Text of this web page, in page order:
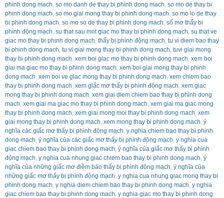
phinh dong mach, so mo danh de thay bi phinh dong mach, so mo de thay bi
phinh dong mach, so mo giai mong thay bi phinh dong mach, so mo lo de thay
bi phinh dong mach, so mo so de thay bi phinh dong mach, sổ mơ thấy bị
phình động mạch, su that sau mot giac mo thay bi phinh dong mach, su that ve
giac mo thay bi phinh dong mach, thấy bị phình động mạch, tu vi diem bao thay
bi phinh dong mach, tu vi giai mong thay bi phinh dong mach, tuvi giai mong
thay bi phinh dong mach, xem boi giac mo thay bi phinh dong mach, xem boi
giai ma giac mo thay bi phinh dong mach, xem boi giai mong thay bi phinh
dong mach, xem boi ve giac mong thay bi phinh dong mach, xem chiem bao
thay bi phinh dong mach, xem giấc mơ thấy bị phình động mạch, xem giac
mong thay bi phinh dong mach, xem giai diem chiem bao thay bi phinh dong
mach, xem giai ma giac mo thay bi phinh dong mach, xem giai ma giac mong
thay bi phinh dong mach, xem giai mong moi thay bi phinh dong mach, xem
giai mong thay bi phinh dong mach, xem mong thay bi phinh dong mach, ý
nghĩa các giấc mơ thấy bị phình động mạch, y nghia chiem bao thay bi phinh
dong mach, ý nghĩa của các giấc mơ thấy bị phình động mạch, y nghia cua
giac chiem bao thay bi phinh dong mach, ý nghĩa của giấc mơ thấy bị phình
động mạch, y nghia cua nhung giac chiem bao thay bi phinh dong mach, ý
nghĩa của những giấc mơ điềm báo thấy bị phình động mạch, ý nghĩa của
những giấc mơ thấy bị phình động mạch, y nghia cua nhung giac mong thay bi
phinh dong mach, y nghia diem chiem bao thay bi phinh dong mach, y nghia
giac chiem bao thay bi phinh dong mach, y nghia giac mo thay bi phinh dong